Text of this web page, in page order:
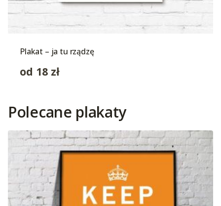
Plakat – ja tu rządzę
od 18 zł
Polecane plakaty